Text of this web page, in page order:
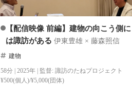
【配信映像 前編】建物の向こう側に
は諏訪がある 伊東豊雄 × 藤森照信
建物
58分 | 2025年 | 監督: 諏訪のたねプロジェクト
¥500(個人)/¥5,000(団体)